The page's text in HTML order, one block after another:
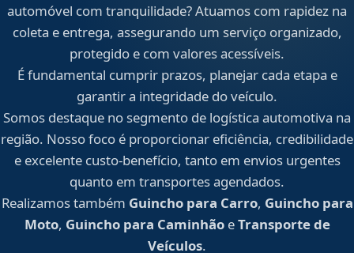
automóvel com tranquilidade? Atuamos com rapidez na
coleta e entrega, assegurando um serviço organizado,
protegido e com valores acessíveis.
É fundamental cumprir prazos, planejar cada etapa e
garantir a integridade do veículo.
Somos destaque no segmento de logística automotiva na
região. Nosso foco é proporcionar eficiência, credibilidade
e excelente custo-benefício, tanto em envios urgentes
quanto em transportes agendados.
Realizamos também Guincho para Carro, Guincho para
Moto, Guincho para CaminhãoeTransporte de
Veículos.